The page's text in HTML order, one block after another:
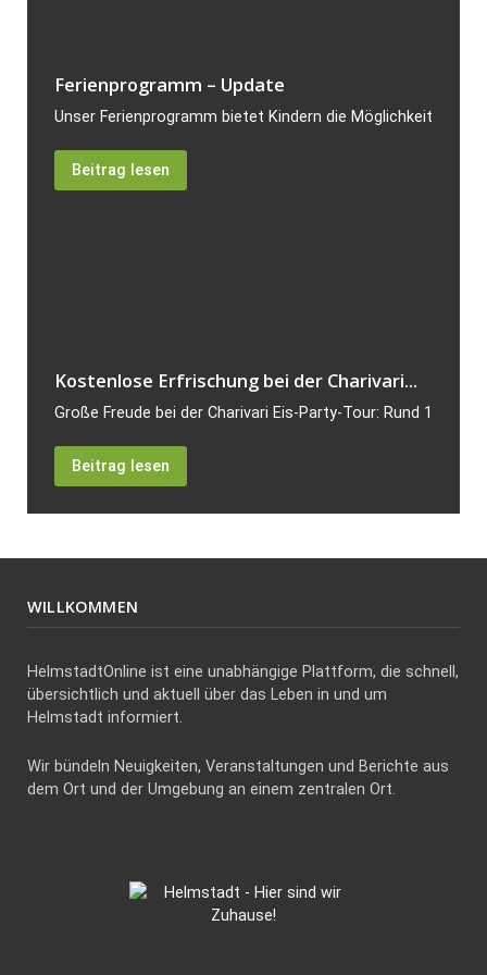
Ferienprogramm – Update
Unser Ferienprogramm bietet Kindern die Möglichkeit,
Beitrag lesen
Kostenlose Erfrischung bei der Charivari...
Große Freude bei der Charivari Eis-Party-Tour: Rund 120
Beitrag lesen
WILLKOMMEN
HelmstadtOnline ist eine unabhängige Plattform, die schnell,
übersichtlich und aktuell über das Leben in und um
Helmstadt informiert.
Wir bündeln Neuigkeiten, Veranstaltungen und Berichte aus
dem Ort und der Umgebung an einem zentralen Ort.